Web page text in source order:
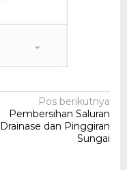
Pos berikutnya
Pembersihan Saluran
Drainase dan Pinggiran
Sungai